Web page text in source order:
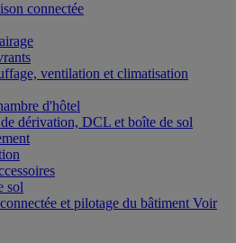
connectée
ventilation et climatisation
d'hôtel
dérivation, DCL et boîte de sol
sol
et pilotage du bâtiment Voir